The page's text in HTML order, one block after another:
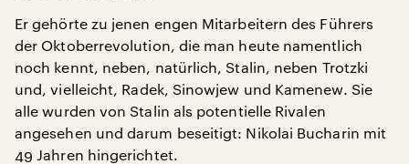
Er gehörte zu jenen engen Mitarbeitern des Führers
der Oktoberrevolution, die man heute namentlich
noch kennt, neben, natürlich, Stalin, neben Trotzki
und, vielleicht, Radek, Sinowjew und Kamenew. Sie
alle wurden von Stalin als potentielle Rivalen
angesehen und darum beseitigt: Nikolai Bucharin mit
49 Jahren hingerichtet.